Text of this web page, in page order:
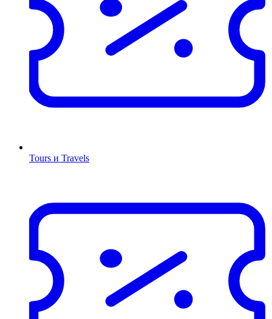
Tours и Travels